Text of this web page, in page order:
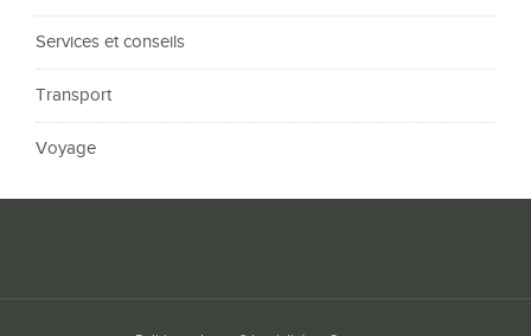
Services et conseils
Transport
Voyage